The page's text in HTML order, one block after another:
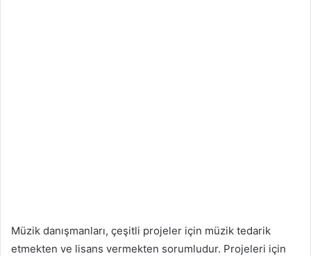
Müzik danışmanları, çeşitli projeler için müzik tedarik
etmekten ve lisans vermekten sorumludur. Projeleri için